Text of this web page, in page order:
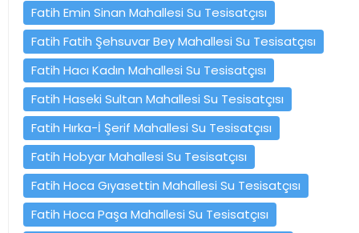
Fatih Emin Sinan Mahallesi Su Tesisatçısı
Fatih Fatih Şehsuvar Bey Mahallesi Su Tesisatçısı
Fatih Hacı Kadın Mahallesi Su Tesisatçısı
Fatih Haseki Sultan Mahallesi Su Tesisatçısı
Fatih Hırka-İ Şerif Mahallesi Su Tesisatçısı
Fatih Hobyar Mahallesi Su Tesisatçısı
Fatih Hoca Gıyasettin Mahallesi Su Tesisatçısı
Fatih Hoca Paşa Mahallesi Su Tesisatçısı